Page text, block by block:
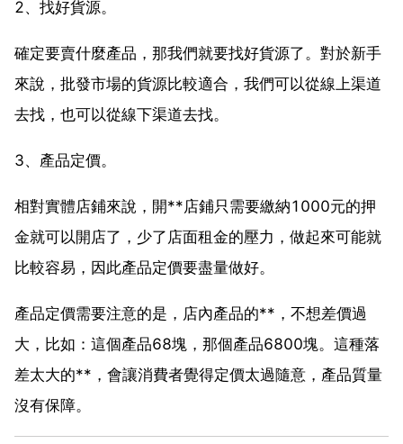
2、找好貨源。
確定要賣什麼產品，那我們就要找好貨源了。對於新手
來說，批發市場的貨源比較適合，我們可以從線上渠道
去找，也可以從線下渠道去找。
3、產品定價。
相對實體店鋪來說，開**店鋪只需要繳納1000元的押
金就可以開店了，少了店面租金的壓力，做起來可能就
比較容易，因此產品定價要盡量做好。
產品定價需要注意的是，店內產品的**，不想差價過
大，比如：這個產品68塊，那個產品6800塊。這種落
差太大的**，會讓消費者覺得定價太過隨意，產品質量
沒有保障。